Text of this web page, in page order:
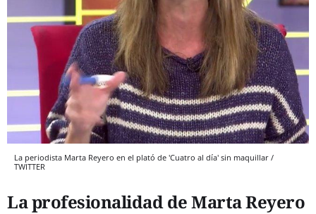
La periodista Marta Reyero en el plató de 'Cuatro al día' sin maquillar /
TWITTER
La profesionalidad de Marta Reyero